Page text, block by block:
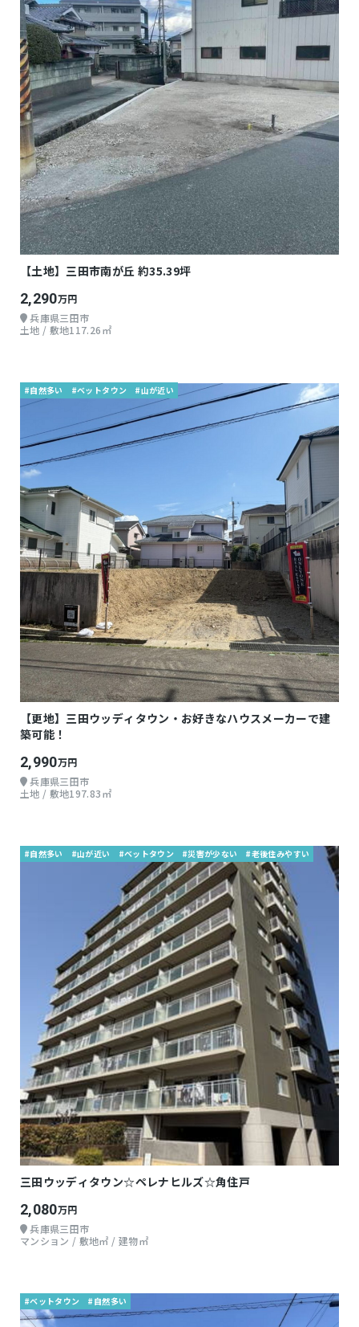
【土地】三田市南が丘 約35.39坪
2,290万円
兵庫県三田市
土地 / 敷地117.26㎡
#自然多い #ベットタウン #山が近い
【更地】三田ウッディタウン・お好きなハウスメーカーで建
築可能！
2,990万円
兵庫県三田市
土地 / 敷地197.83㎡
#自然多い #山が近い #ベットタウン #災害が少ない #老後住みやすい
三田ウッディタウン☆ペレナヒルズ☆角住戸
2,080万円
兵庫県三田市
マンション / 敷地㎡ / 建物㎡
#ベットタウン #自然多い